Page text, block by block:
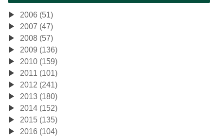
2006 (51)
2007 (47)
2008 (57)
2009 (136)
2010 (159)
2011 (101)
2012 (241)
2013 (180)
2014 (152)
2015 (135)
2016 (104)